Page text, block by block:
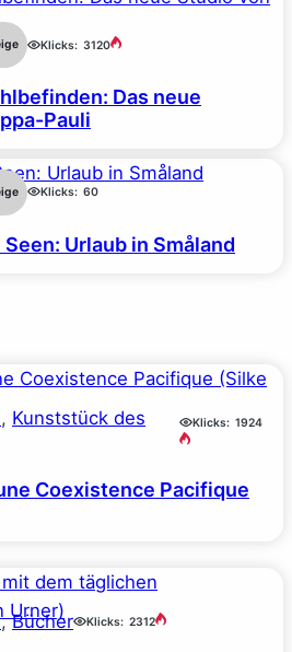
Klicks: 3120
Das neue
Pauli
Klicks: 60
Urlaub in Småland
, Kunststück des
Klicks: 1924
Coexistence Pacifique
, Bücher Klicks: 2312